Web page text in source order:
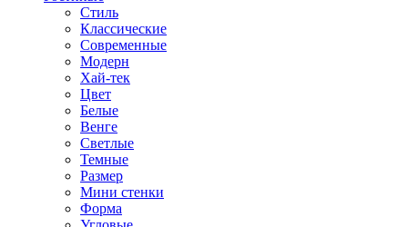
Стиль
Классические
Современные
Модерн
Хай-тек
Цвет
Белые
Венге
Светлые
Темные
Размер
Мини стенки
Форма